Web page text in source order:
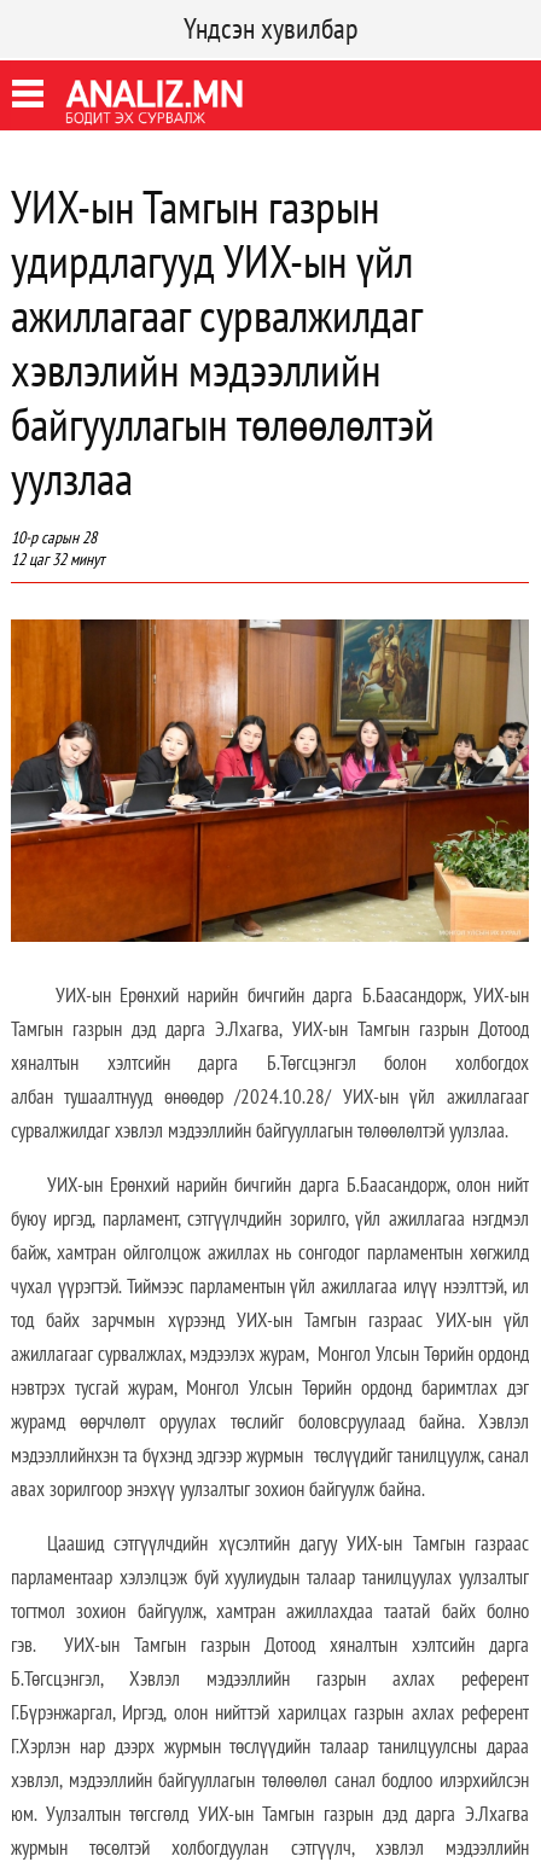
Үндсэн хувилбар
УИХ-ын Тамгын газрын
удирдлагууд УИХ-ын үйл
ажиллагааг сурвалжилдаг
хэвлэлийн мэдээллийн
байгууллагын төлөөлөлтэй
уулзлаа
10-р сарын 28
12 цаг 32 минут
УИХ-ын Ерөнхий нарийн бичгийн дарга Б.Баасандорж, УИХ-ын
Тамгын газрын дэд дарга Э.Лхагва, УИХ-ын Тамгын газрын Дотоод
хяналтын хэлтсийн дарга Б.Төгсцэнгэл болон холбогдох
албан тушаалтнууд өнөөдөр /2024.10.28/ УИХ-ын үйл ажиллагааг
сурвалжилдаг хэвлэл мэдээллийн байгууллагын төлөөлөлтэй уулзлаа.
УИХ-ын Ерөнхий нарийн бичгийн дарга Б.Баасандорж, олон нийт
буюу иргэд, парламент, сэтгүүлчдийн зорилго, үйл ажиллагаа нэгдмэл
байж, хамтран ойлголцож ажиллах нь сонгодог парламентын хөгжилд
чухал үүрэгтэй. Тиймээс парламентын үйл ажиллагаа илүү нээлттэй, ил
тод байх зарчмын хүрээнд УИХ-ын Тамгын газраас УИХ-ын үйл
ажиллагааг сурвалжлах, мэдээлэх журам, Монгол Улсын Төрийн ордонд
нэвтрэх тусгай журам, Монгол Улсын Төрийн ордонд баримтлах дэг
журамд өөрчлөлт оруулах төслийг боловсруулаад байна. Хэвлэл
мэдээллийнхэн та бүхэнд эдгээр журмын төслүүдийг танилцуулж, санал
авах зорилгоор энэхүү уулзалтыг зохион байгуулж байна.
Цаашид сэтгүүлчдийн хүсэлтийн дагуу УИХ-ын Тамгын газраас
парламентаар хэлэлцэж буй хуулиудын талаар танилцуулах уулзалтыг
тогтмол зохион байгуулж, хамтран ажиллахдаа таатай байх болно
гэв. УИХ-ын Тамгын газрын Дотоод хяналтын хэлтсийн дарга
Б.Төгсцэнгэл, Хэвлэл мэдээллийн газрын ахлах референт
Г.Бүрэнжаргал, Иргэд, олон нийттэй харилцах газрын ахлах референт
Г.Хэрлэн нар дээрх журмын төслүүдийн талаар танилцуулсны дараа
хэвлэл, мэдээллийн байгууллагын төлөөлөл санал бодлоо илэрхийлсэн
юм. Уулзалтын төгсгөлд УИХ-ын Тамгын газрын дэд дарга Э.Лхагва
журмын төсөлтэй холбогдуулан сэтгүүлч, хэвлэл мэдээллийн